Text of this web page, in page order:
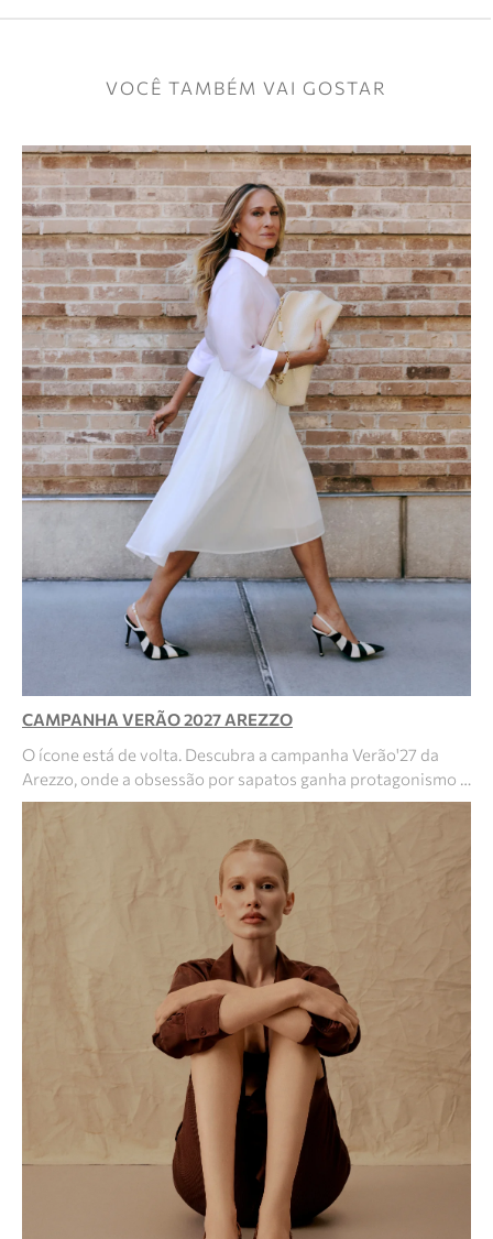
VOCÊ TAMBÉM VAI GOSTAR
CAMPANHA VERÃO 2027 AREZZO
O ícone está de volta. Descubra a campanha Verão'27 da
Arezzo, onde a obsessão por sapatos ganha protagonismo …